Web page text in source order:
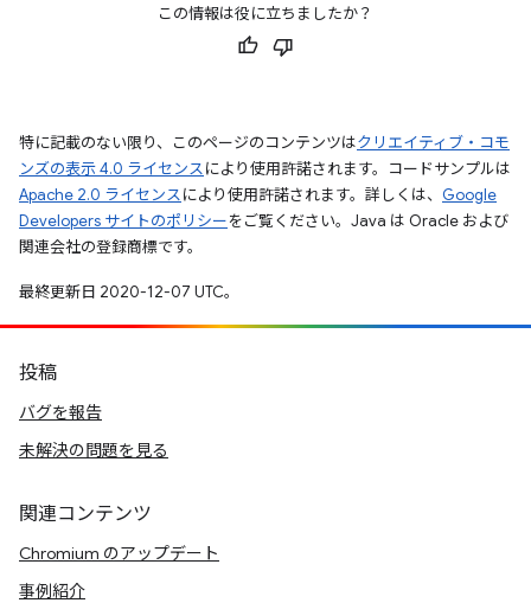
この情報は役に立ちましたか？
特に記載のない限り、このページのコンテンツはクリエイティブ・コモ
ンズの表示 4.0 ライセンスにより使用許諾されます。コードサンプルは
Apache 2.0 ライセンスにより使用許諾されます。詳しくは、 Google
Developers サイトのポリシーをご覧ください。Java は Oracle および
関連会社の登録商標です。
最終更新日 2020-12-07 UTC。
投稿
バグを報告
未解決の問題を見る
関連コンテンツ
Chromium のアップデート
事例紹介